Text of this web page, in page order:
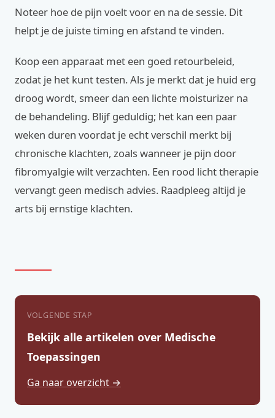
Noteer hoe de pijn voelt voor en na de sessie. Dit
helpt je de juiste timing en afstand te vinden.
Koop een apparaat met een goed retourbeleid,
zodat je het kunt testen. Als je merkt dat je huid erg
droog wordt, smeer dan een lichte moisturizer na
de behandeling. Blijf geduldig; het kan een paar
weken duren voordat je echt verschil merkt bij
chronische klachten, zoals wanneer je pijn door
fibromyalgie wilt verzachten. Een rood licht therapie
vervangt geen medisch advies. Raadpleeg altijd je
arts bij ernstige klachten.
VOLGENDE STAP
Bekijk alle artikelen over Medische
Toepassingen
Ga naar overzicht →